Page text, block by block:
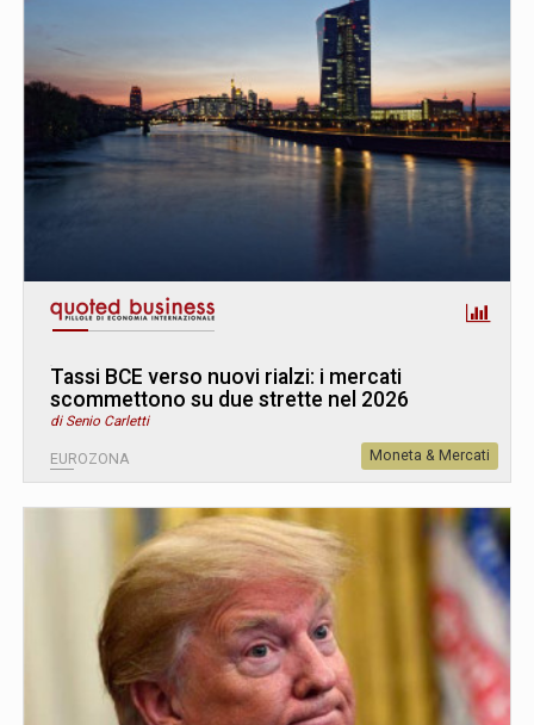
Tassi BCE verso nuovi rialzi: i mercati
scommettono su due strette nel 2026
di Senio Carletti
EUROZONA Moneta & Mercati